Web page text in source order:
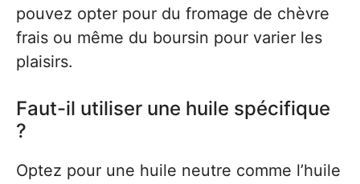
pouvez opter pour du fromage de chèvre
frais ou même du boursin pour varier les
plaisirs.
Faut-il utiliser une huile spécifique
?
Optez pour une huile neutre comme l’huile